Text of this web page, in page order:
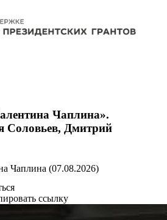
Чаплина».
Соловьев, Дмитрий
Чаплина (07.08.2026)